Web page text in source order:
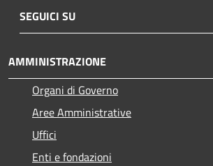
SEGUICI SU
AMMINISTRAZIONE
Organi di Governo
Aree Amministrative
Uffici
Enti e fondazioni